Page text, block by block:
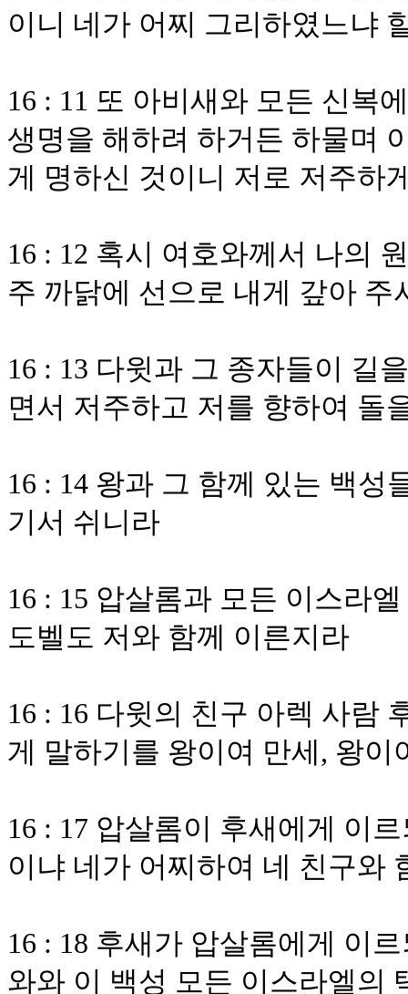
이니 네가 어찌 그리하였느냐
16 : 11 또 아비새와 모든 신복
생명을 해하려 하거든 하물며
게 명하신 것이니 저로 저주하
16 : 12 혹시 여호와께서 나의
주 까닭에 선으로 내게 갚아 주
16 : 13 다윗과 그 종자들이 길
면서 저주하고 저를 향하여 돌
16 : 14 왕과 그 함께 있는 백성
기서 쉬니라
16 : 15 압살롬과 모든 이스라
도벨도 저와 함께 이른지라
16 : 16 다윗의 친구 아렉 사람
게 말하기를 왕이여 만세, 왕이
16 : 17 압살롬이 후새에게 이
이냐 네가 어찌하여 네 친구와
16 : 18 후새가 압살롬에게 이
와와 이 백성 모든 이스라엘의